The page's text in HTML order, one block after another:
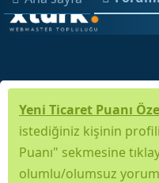
Yeni Ticaret Puanı
istediğiniz kişinin
Puanı" sekmesine
olumlu/olumsuz